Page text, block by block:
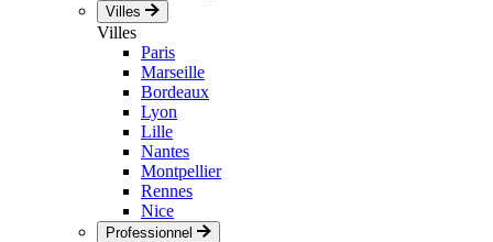
Villes
Villes
Paris
Marseille
Bordeaux
Lyon
Lille
Nantes
Montpellier
Rennes
Nice
Professionnel